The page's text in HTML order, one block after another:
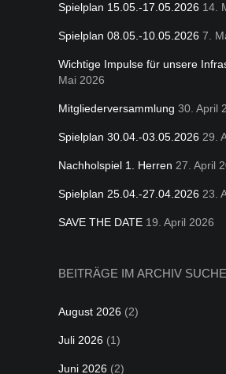
Spielplan 15.05.-17.05.2026 14.
Spielplan 08.05.-10.05.2026 7.
Wichtige Impulse für unsere
Mai 2026
Mitgliederversammlung 30. April
Spielplan 30.04.-03.05.2026 29.
Nachholspiel 1. Herren 27. April
Spielplan 25.04.-27.04.2026 23.
SAVE THE DATE 19. April 2026
BEITRÄGE IM ARCHIV
August 2026 (2)
Juli 2026 (1)
Juni 2026 (2)